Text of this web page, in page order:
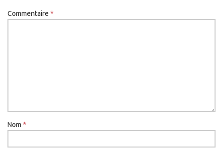
Commentaire *
Nom *